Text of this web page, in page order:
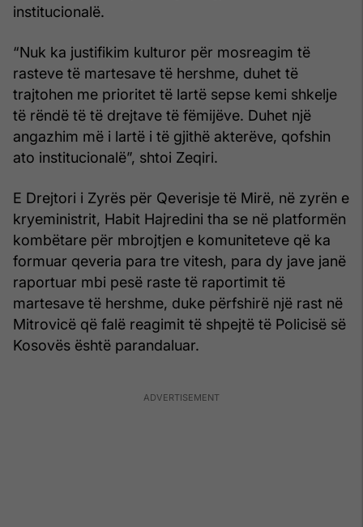
institucionalë.
“Nuk ka justifikim kulturor për mosreagim të
rasteve të martesave të hershme, duhet të
trajtohen me prioritet të lartë sepse kemi shkelje
të rëndë të të drejtave të fëmijëve. Duhet një
angazhim më i lartë i të gjithë akterëve, qofshin
ato institucionalë”, shtoi Zeqiri.
E Drejtori i Zyrës për Qeverisje të Mirë, në zyrën e
kryeministrit, Habit Hajredini tha se në platformën
kombëtare për mbrojtjen e komuniteteve që ka
formuar qeveria para tre vitesh, para dy jave janë
raportuar mbi pesë raste të raportimit të
martesave të hershme, duke përfshirë një rast në
Mitrovicë që falë reagimit të shpejtë të Policisë së
Kosovës është parandaluar.